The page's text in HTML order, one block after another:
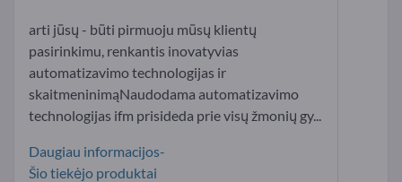
arti jūsų - būti pirmuoju mūsų klientų
pasirinkimu, renkantis inovatyvias
automatizavimo technologijas ir
skaitmeninimąNaudodama automatizavimo
technologijas ifm prisideda prie visų žmonių gy...
Daugiau informacijos-
Šio tiekėjo produktai